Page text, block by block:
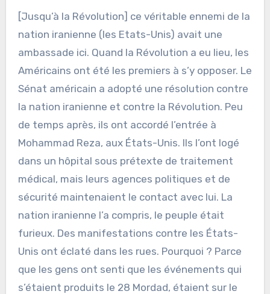
[Jusqu’à la Révolution] ce véritable ennemi de la
nation iranienne (les Etats-Unis) avait une
ambassade ici. Quand la Révolution a eu lieu, les
Américains ont été les premiers à s’y opposer. Le
Sénat américain a adopté une résolution contre
la nation iranienne et contre la Révolution. Peu
de temps après, ils ont accordé l’entrée à
Mohammad Reza, aux États-Unis. Ils l’ont logé
dans un hôpital sous prétexte de traitement
médical, mais leurs agences politiques et de
sécurité maintenaient le contact avec lui. La
nation iranienne l’a compris, le peuple était
furieux. Des manifestations contre les États-
Unis ont éclaté dans les rues. Pourquoi ? Parce
que les gens ont senti que les événements qui
s’étaient produits le 28 Mordad, étaient sur le